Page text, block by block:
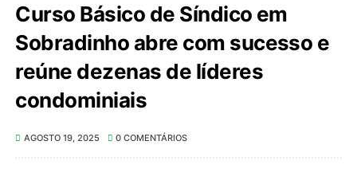
Curso Básico de Síndico em
Sobradinho abre com sucesso e
reúne dezenas de líderes
condominiais
AGOSTO 19, 2025 0 COMENTÁRIOS